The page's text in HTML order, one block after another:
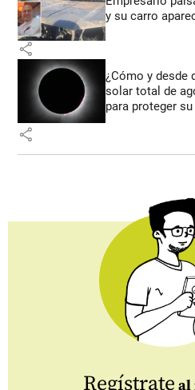
y su carro
share
¿Cómo y desde
solar total de
para proteger
share
Regístrate al